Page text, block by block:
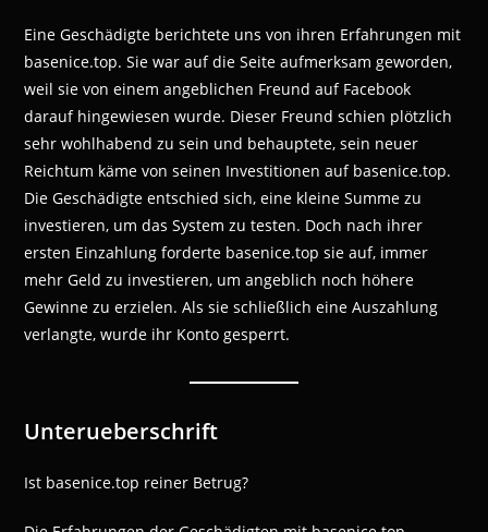
Eine Geschädigte berichtete uns von ihren Erfahrungen mit
basenice.top. Sie war auf die Seite aufmerksam geworden,
weil sie von einem angeblichen Freund auf Facebook
darauf hingewiesen wurde. Dieser Freund schien plötzlich
sehr wohlhabend zu sein und behauptete, sein neuer
Reichtum käme von seinen Investitionen auf basenice.top.
Die Geschädigte entschied sich, eine kleine Summe zu
investieren, um das System zu testen. Doch nach ihrer
ersten Einzahlung forderte basenice.top sie auf, immer
mehr Geld zu investieren, um angeblich noch höhere
Gewinne zu erzielen. Als sie schließlich eine Auszahlung
verlangte, wurde ihr Konto gesperrt.
Unterueberschrift
Ist basenice.top reiner Betrug?